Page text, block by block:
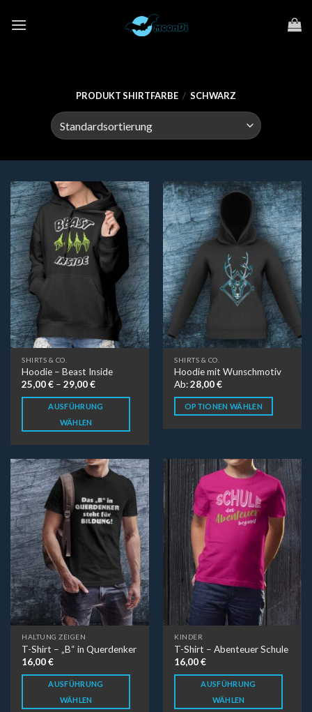
Inhalt
PRODUKT SHIRTFARBE / SCHWARZ
SHIRTS & CO.
Hoodie – Beast Inside
25,00€ –29,00€
AUSFÜHRUNG
WÄHLEN
SHIRTS & CO.
Hoodie mit Wunschmotiv
Ab:28,00€
OPTIONEN WÄHLEN
HALTUNG ZEIGEN
T-Shirt – „B“ in Querdenker
16,00€
AUSFÜHRUNG
WÄHLEN
KINDER
T-Shirt – Abenteuer Schule
16,00€
AUSFÜHRUNG
WÄHLEN